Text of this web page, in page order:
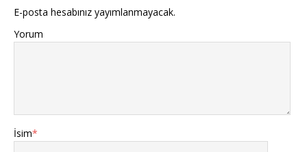
E-posta hesabınız yayımlanmayacak.
Yorum
İsim*